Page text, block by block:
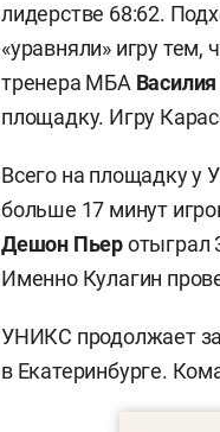
лидерстве 68:62.
«уравняли» игру
тренера МБА
площадку. Игру
Всего на площадку у
больше 17 минут
Дешон Пьеротыграл
Именно Кулагин
УНИКС продолжает
в Екатеринбурге.